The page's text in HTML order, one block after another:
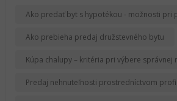
Ako predať byt s hypotékou - možnosti pri
Ako prebieha predaj družstevného bytu
Kúpa chalupy – kritéria pri výbere správnej
Predaj nehnuteľnosti prostredníctvom